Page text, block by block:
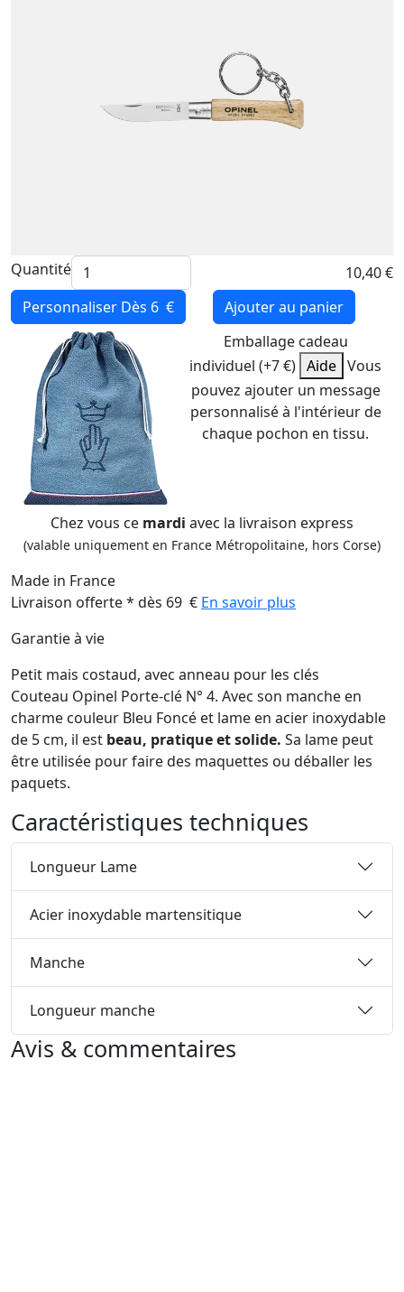
Quantité
10,40 €
Personnaliser Dès 6 €
Ajouter au panier
Emballage cadeau
individuel (+7 €) Aide Vous
pouvez ajouter un message
personnalisé à l'intérieur de
chaque pochon en tissu.
Chez vous ce mardi avec la livraison express
(valable uniquement en France Métropolitaine, hors Corse)
Made in France
Livraison offerte * dès 69 € En savoir plus
Garantie à vie
Petit mais costaud, avec anneau pour les clés
Couteau Opinel Porte-clé N° 4. Avec son manche en
charme couleur Bleu Foncé et lame en acier inoxydable
de 5 cm, il est beau, pratique et solide. Sa lame peut
être utilisée pour faire des maquettes ou déballer les
paquets.
Caractéristiques techniques
Longueur Lame
Acier inoxydable martensitique
Manche
Longueur manche
Avis & commentaires